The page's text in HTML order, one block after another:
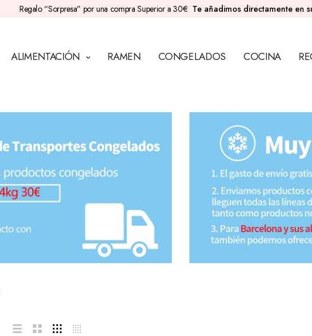
Regalo “Sorpresa” por una compra Superior a 30€ Te añadimos directamente en
ALIMENTACIÓN RAMEN CONGELADOS COCINA